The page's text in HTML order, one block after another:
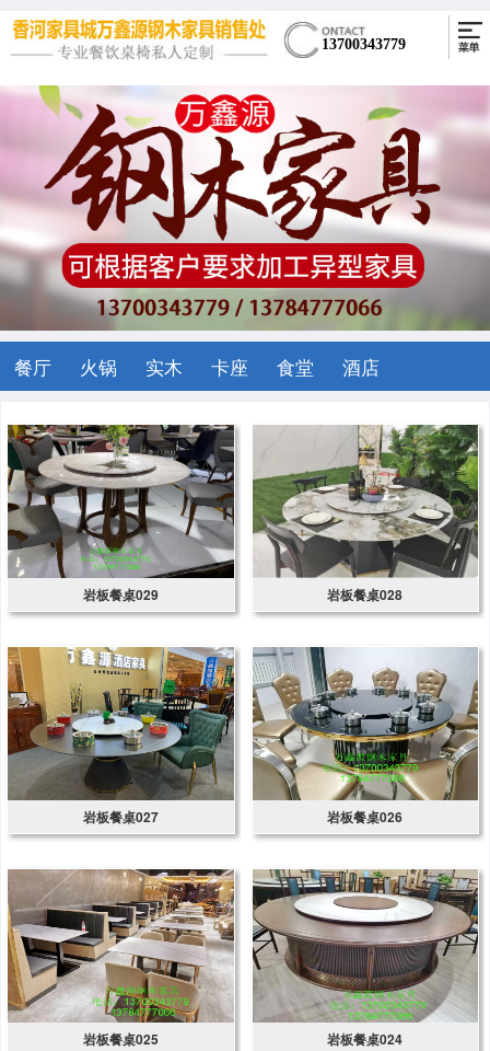
13700343779
餐厅 火锅 实木 卡座 食堂 酒店
岩板餐桌029 岩板餐桌028
岩板餐桌027 岩板餐桌026
岩板餐桌025 岩板餐桌024